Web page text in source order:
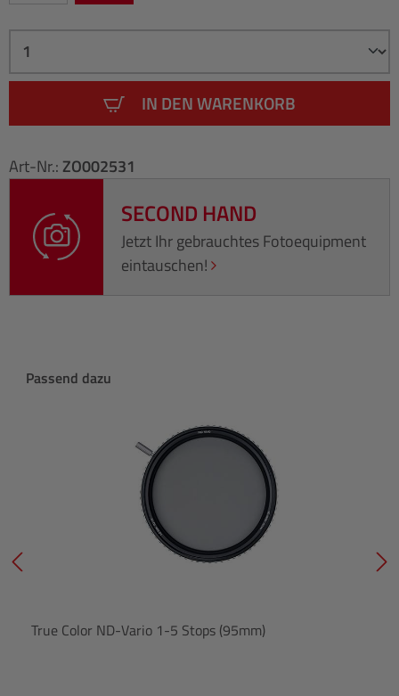
IN DEN WARENKORB
Art-Nr.: ZO002531
SECOND HAND
Jetzt Ihr gebrauchtes Fotoequipment
eintauschen!
Produktgalerie überspringen
Passend dazu
True Color ND-Vario 1-5 Stops (95mm)